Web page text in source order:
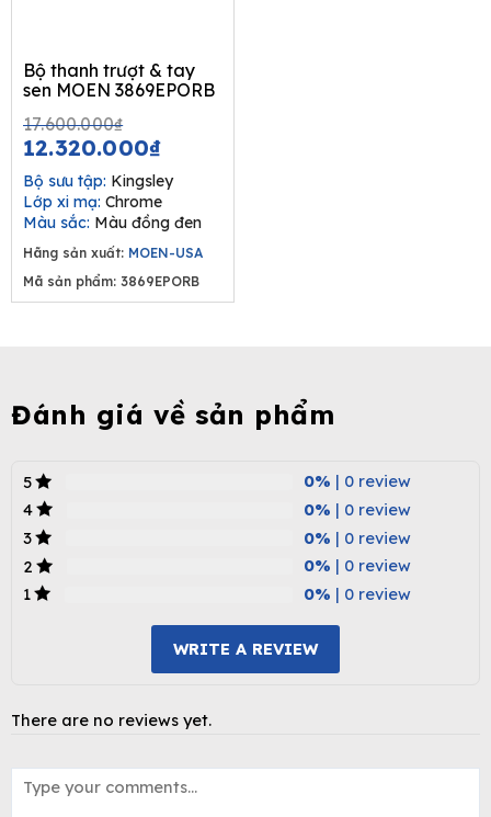
Bộ thanh trượt & tay
sen MOEN 3869EPORB
17.600.000₫Original
price
was:
17.600.000₫.
12.320.000₫price
12.320.000₫.
Bộ sưu tập: Kingsley
Lớp xi mạ: Chrome
Màu sắc: Màu đồng đen
Hãng sản xuất: MOEN-USA
Mã sản phẩm: 3869EPORB
Đánh giá về sản phẩm
5 0% | 0 review
4
0% | 0 review
3
0% | 0 review
2
0% | 0 review
1
0% | 0 review
WRITE A REVIEW
There are no reviews yet.